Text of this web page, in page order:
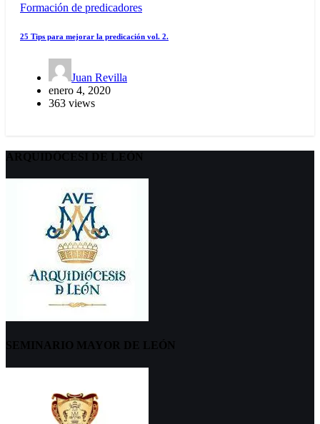
Formación de predicadores
25 Tips para mejorar la predicación vol. 2.
Juan Revilla
enero 4, 2020
363 views
ARQUIDÖCESI DE LEÓN
SEMINARIO MAYOR DE LEÓN